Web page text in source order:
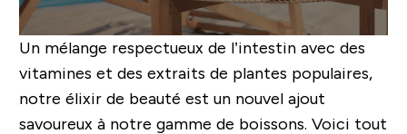
Un mélange respectueux de l’intestin avec des
vitamines et des extraits de plantes populaires,
notre élixir de beauté est un nouvel ajout
savoureux à notre gamme de boissons. Voici tout